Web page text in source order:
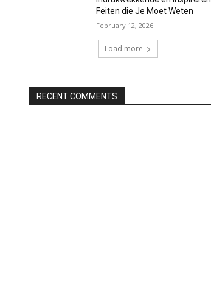
Feiten die Je Moet Weten
February 12, 2026
Load more
RECENT COMMENTS